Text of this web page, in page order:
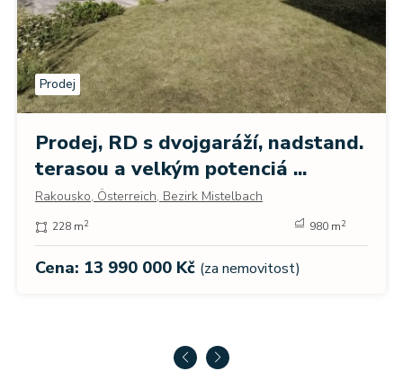
Prodej
Prodej, RD s dvojgaráží, nadstand.
terasou a velkým potenciá ...
Rakousko, Österreich, Bezirk Mistelbach
228 m2 980 m2
Cena: 13 990 000 Kč (za nemovitost)